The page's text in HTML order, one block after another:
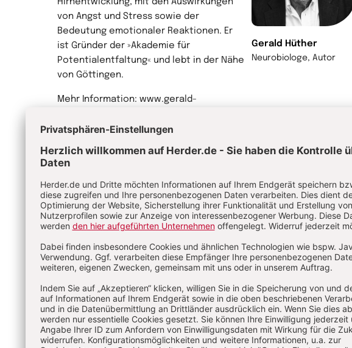
Gerald Hüther
Neurobiologe, Autor
von Angst und Stress sowie der
Bedeutung emotionaler Reaktionen. Er
ist Gründer der »Akademie für
Potentialentfaltung« und lebt in der Nähe
von Göttingen.
Mehr Information: www.gerald-
Mehr von Gerald Hüther
Autor
Robert Burdy
Robert Burdy ist Journalist, Autor und
Kommunikationsexperte. Als ARD-
Tagesschau, Tagesthemen und
Weltspiegel . Von 2001–2022 moderierte
er die Nachrichtensendung mdr AKTUELL.
Als Kommunikations-Coach ist er in den
Führungsetagen verschiedener
Großunternehmen tätig. Im Herder Verlag
erschien 2024 "Wir müssen reden – aber